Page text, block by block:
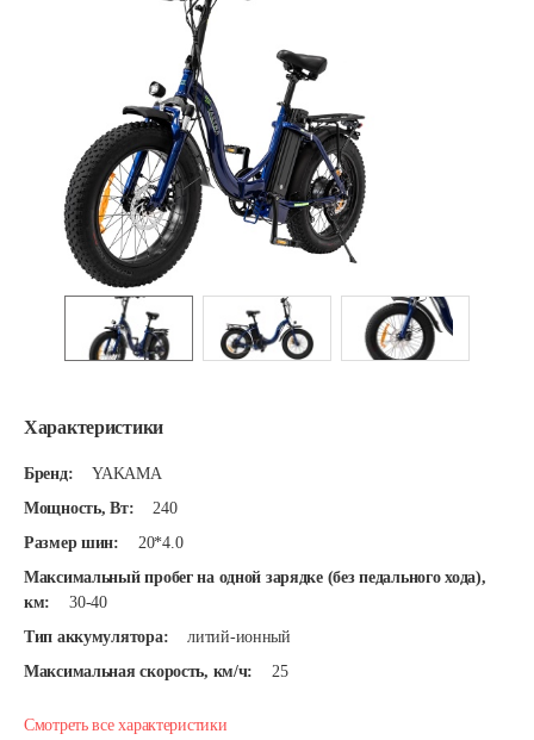
Характеристики
Бренд:
YAKAMA
Мощность, Вт:
240
Размер шин:
20*4.0
Максимальный пробег на одной зарядке (без педального хода),
км:
30-40
Тип аккумулятора:
литий-ионный
Максимальная скорость, км/ч:
25
Смотреть все характеристики